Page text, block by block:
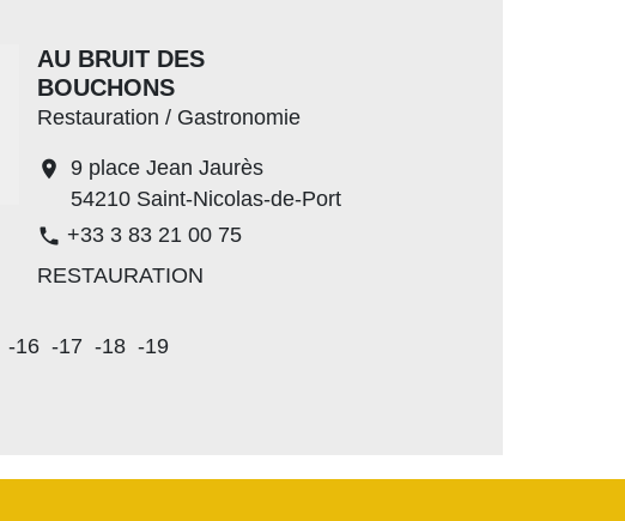
AU BRUIT DES
BOUCHONS
Restauration / Gastronomie
location_on 9 place Jean Jaurès
54210 Saint-Nicolas-de-Port
phone +33 3 83 21 00 75
RESTAURATION
-16 -17 -18 -19